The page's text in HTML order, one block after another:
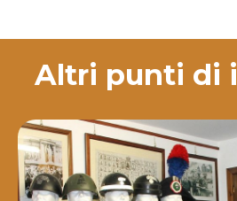
Altri punti di